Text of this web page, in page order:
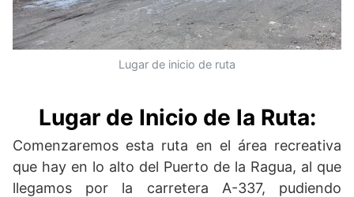
Lugar de inicio de ruta
Lugar de Inicio de la Ruta:
Comenzaremos esta ruta en el área recreativa
que hay en lo alto del Puerto de la Ragua, al que
llegamos por la carretera A-337, pudiendo